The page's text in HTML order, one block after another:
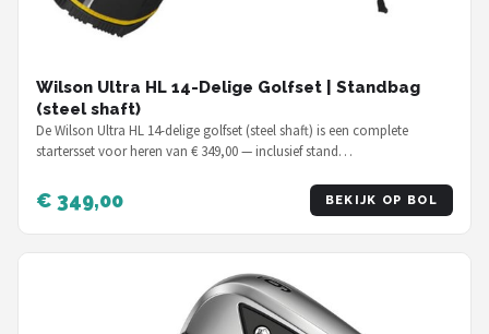
Wilson Ultra HL 14-Delige Golfset | Standbag
(steel shaft)
De Wilson Ultra HL 14-delige golfset (steel shaft) is een complete
startersset voor heren van € 349,00 — inclusief stand…
€ 349,00 BEKIJK OP BOL